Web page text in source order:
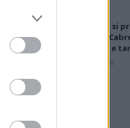
L'Ossese si
Forzati,
Bolzicco e
7 Ago 2026